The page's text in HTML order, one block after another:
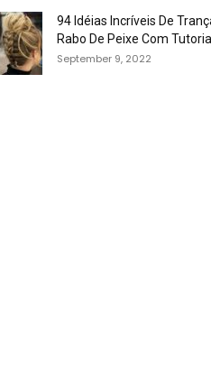
94 Idéias Incríveis De
Rabo De Peixe Com
September 9, 2022